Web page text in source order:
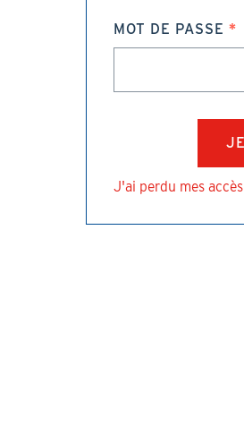
MOT DE PASSE
J'ai perdu mes accès